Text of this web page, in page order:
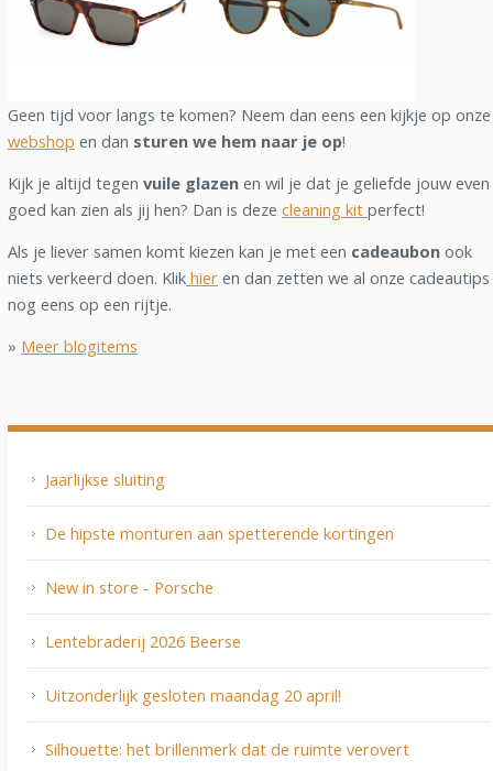
Geen tijd voor langs te komen? Neem dan eens een kijkje op onze
webshop en dan sturen we hem naar je op!
Kijk je altijd tegen vuile glazen en wil je dat je geliefde jouw even
goed kan zien als jij hen? Dan is deze cleaning kit perfect!
Als je liever samen komt kiezen kan je met een cadeaubon ook
niets verkeerd doen. Klik hier en dan zetten we al onze cadeautips
nog eens op een rijtje.
» Meer blogitems
Jaarlijkse sluiting
De hipste monturen aan spetterende kortingen
New in store - Porsche
Lentebraderij 2026 Beerse
Uitzonderlijk gesloten maandag 20 april!
Silhouette: het brillenmerk dat de ruimte verovert